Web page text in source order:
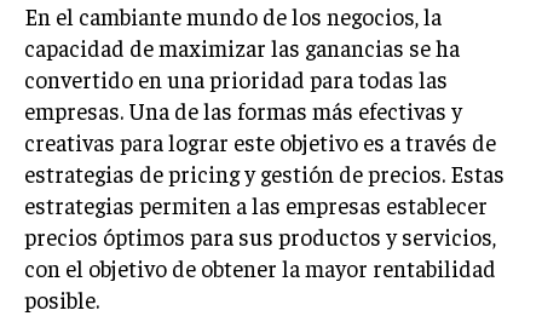
En el cambiante mundo de los negocios, la
capacidad de maximizar las ganancias se ha
convertido en una prioridad para todas las
empresas. Una de las formas más efectivas y
creativas para lograr este objetivo es a través de
estrategias de pricing y gestión de precios. Estas
estrategias permiten a las empresas establecer
precios óptimos para sus productos y servicios,
con el objetivo de obtener la mayor rentabilidad
posible.